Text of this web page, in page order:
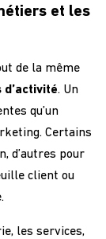
et les
de la même
. Un
qu’un
Certains
d’autres pour
client ou
les services,